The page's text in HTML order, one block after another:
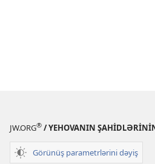
JW.ORG® / YEHOVANIN
Görünüş parametrlərini dəyiş